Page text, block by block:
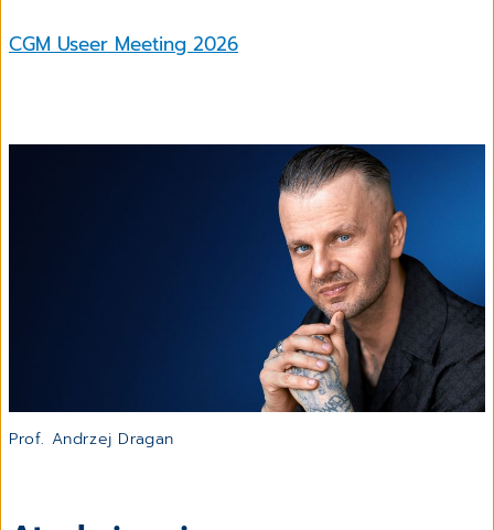
CGM Useer Meeting 2026
Prof. Andrzej Dragan